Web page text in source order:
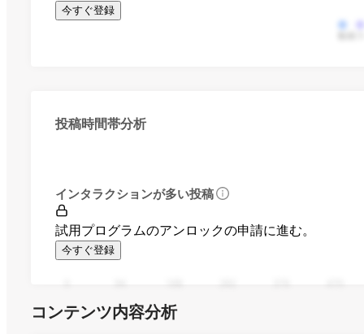
今すぐ登録
投稿時間帯分析
インタラクションが多い投稿
試用プログラムのアンロックの申請に進む。
今すぐ登録
コンテンツ内容分析